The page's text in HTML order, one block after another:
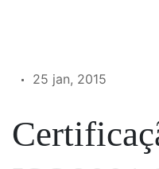
25 jan, 2015